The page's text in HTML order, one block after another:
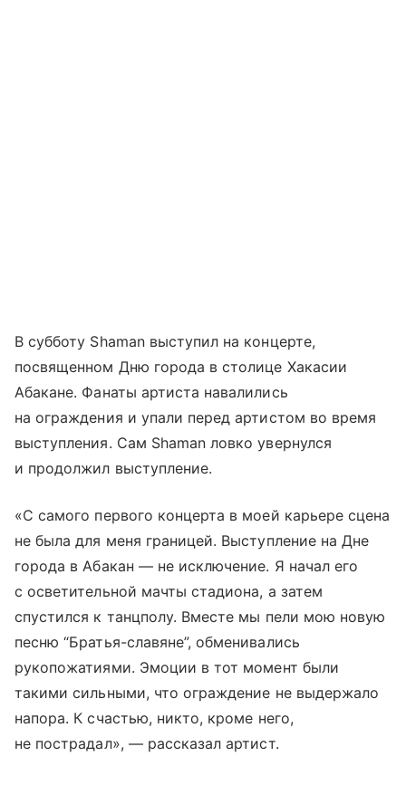
В субботу Shaman выступил на концерте,
посвященном Дню города в столице Хакасии
Абакане. Фанаты артиста навалились
на ограждения и упали перед артистом во время
выступления. Сам Shaman ловко увернулся
и продолжил выступление.
«С самого первого концерта в моей карьере сцена
не была для меня границей. Выступление на Дне
города в Абакан — не исключение. Я начал его
с осветительной мачты стадиона, а затем
спустился к танцполу. Вместе мы пели мою новую
песню “Братья-славяне”, обменивались
рукопожатиями. Эмоции в тот момент были
такими сильными, что ограждение не выдержало
напора. К счастью, никто, кроме него,
не пострадал», — рассказал артист.